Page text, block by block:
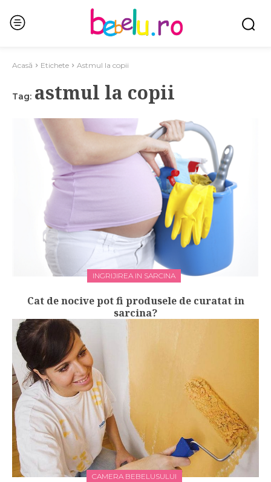
Acasă Etichete Astmul la copii
Tag: astmul la copii
INGRIJIREA IN SARCINA
Cat de nocive pot fi produsele de curatat in
sarcina?
CAMERA BEBELUSULUI